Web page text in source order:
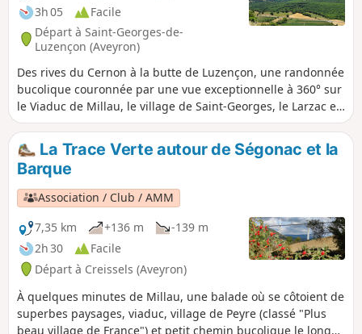
3h 05
Facile
Départ à Saint-Georges-de-
Luzençon (Aveyron)
Des rives du Cernon à la butte de Luzençon, une randonnée
bucolique couronnée par une vue exceptionnelle à 360° sur
le Viaduc de Millau, le village de Saint-Georges, le Larzac et
les monts du Lévézou Luzençon, bâti sur une éminence face
au bourg de Saint-Georges, est, avec sa chapelle castrale
du XIIe siècle et son grandiose panorama, le point d’orgue
de cette balade champêtre et oxygénante. La randonnée
passe par deux autres hameaux, Linas et Crayssaguet, et
révèle tout le charme de la vallée du Cernon, affluent du
Tarn en rive gauche
La Trace Verte autour de Ségonac et la
Barque
Association / Club / AMM
7,35 km
+136 m
-139 m
2h 30
Facile
Départ à Creissels (Aveyron)
À quelques minutes de Millau, une balade où se côtoient de
superbes paysages, viaduc, village de Peyre (classé "Plus
beau village de France") et petit chemin bucolique le long